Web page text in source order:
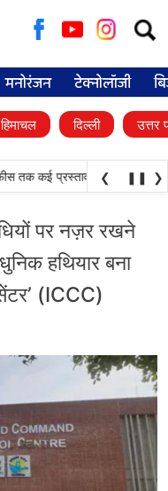
for:
मनोरंजन टेक्नोलॉजी
हिमाचल दिल्ली उत्तर
कई प्रस्तावों को मंजूरी • पंजाब
❮ ❚❚ ❯
पर नज़र रखने
हथियार बना
(ICCC)